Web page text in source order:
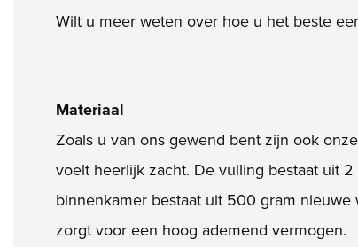
Wilt u meer weten over hoe u het beste
Materiaal
Zoals u van ons gewend bent zijn ook
voelt heerlijk zacht. De vulling bestaat uit
binnenkamer bestaat uit 500 gram nieuwe
zorgt voor een hoog ademend vermogen.